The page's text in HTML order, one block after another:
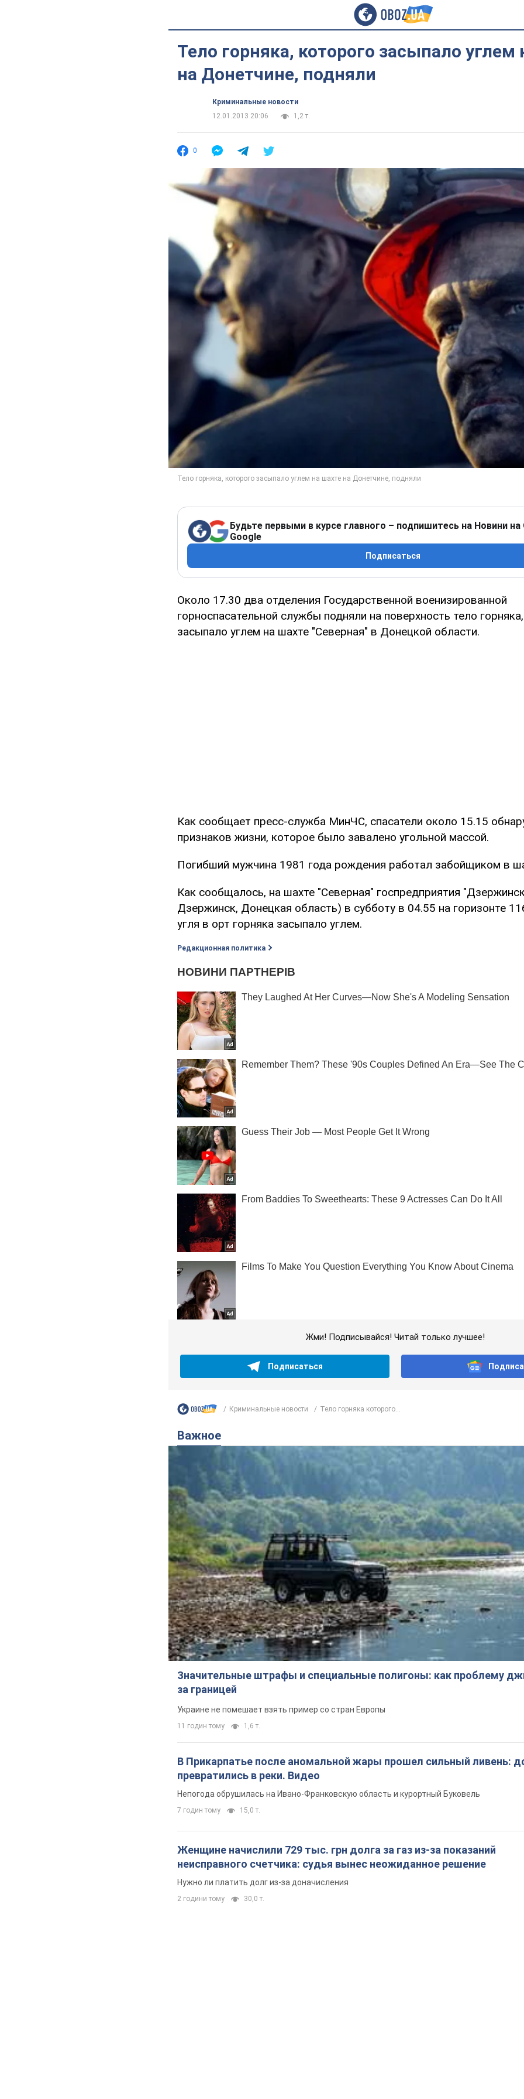
Тело горняка, которого засыпало углем
на Донетчине, подняли
Криминальные новости
12.01.2013 20:06
1,2 т.
0
Будьте первыми в курсе главного – подпишитесь на Новини на
Google
Подписаться
Около 17.30 два отделения Государственной военизированной
горноспасательной службы подняли на поверхность тело
засыпало углем на шахте "Северная" в Донецкой области.
Как сообщает пресс-служба МинЧС, спасатели около 15.15
признаков жизни, которое было завалено угольной массой.
Погибший мужчина 1981 года рождения работал забойщиком в
Как сообщалось, на шахте "Северная" госпредприятия
Дзержинск, Донецкая область) в субботу в 04.55 на горизонте
угля в орт горняка засыпало углем.
Редакционная политика
Жми! Подписывайся! Читай только лучшее!
Подписаться
Криминальные новости Тело горняка которого...
Важное
Значительные штрафы и специальные полигоны: как проблему
за границей
Украине не помешает взять пример со стран Европы
11 годин тому 1,6 т.
В Прикарпатье после аномальной жары прошел сильный ливень:
превратились в реки. Видео
Непогода обрушилась на Ивано-Франковскую область и курортный Буковель
7 годин тому 15,0 т.
Женщине начислили 729 тыс. грн долга за газ из-за показаний
неисправного счетчика: судья вынес неожиданное решение
Нужно ли платить долг из-за доначисления
2 години тому 30,0 т.